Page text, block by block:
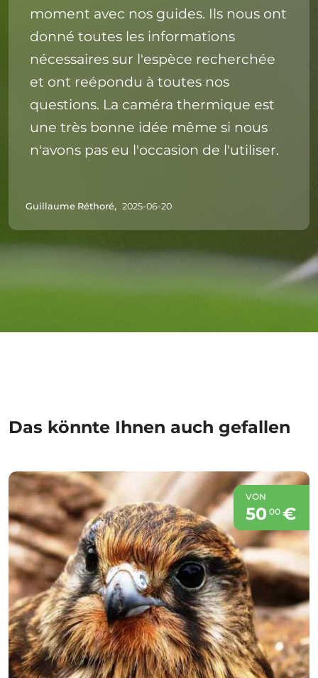
moment avec nos guides. Ils nous ont
donné toutes les informations
nécessaires sur l'espèce recherchée
et ont reépondu à toutes nos
questions. La caméra thermique est
une très bonne idée même si nous
n'avons pas eu l'occasion de l'utiliser.
Guillaume Réthoré, 2025-06-20
Das könnte Ihnen auch gefallen
VON
50 00€